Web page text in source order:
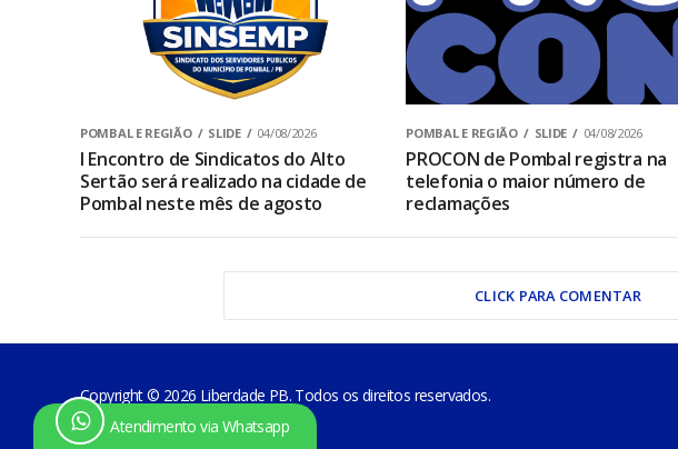
POMBAL E REGIÃO SLIDE 04/08/2026
I Encontro de Sindicatos do Alto
Sertão será realizado na cidade de
Pombal neste mês de agosto
POMBAL E REGIÃO SLIDE 04/08/2026
PROCON de Pombal registra na
telefonia o maior número de
reclamações
CLICK PARA COMENTAR
Atendimento via Whatsapp
Copyright © 2026 Liberdade PB. Todos os direitos reservados.